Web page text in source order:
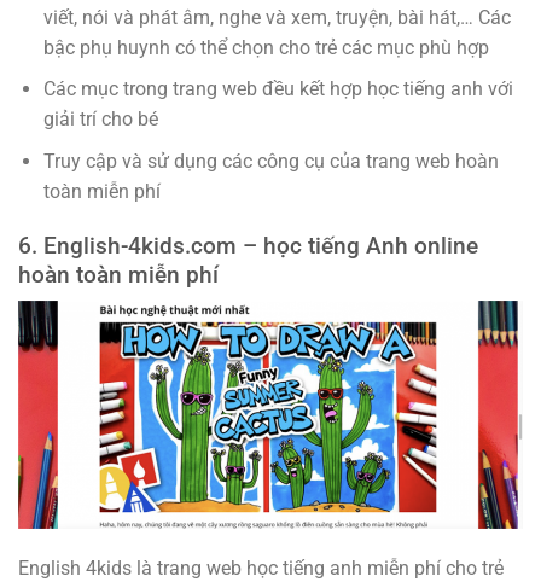
viết, nói và phát âm, nghe và xem, truyện, bài hát,… Các
bậc phụ huynh có thể chọn cho trẻ các mục phù hợp
Các mục trong trang web đều kết hợp học tiếng anh với
giải trí cho bé
Truy cập và sử dụng các công cụ của trang web hoàn
toàn miễn phí
6. English-4kids.com – học tiếng Anh online
hoàn toàn miễn phí
English 4kids là trang web học tiếng anh miễn phí cho trẻ